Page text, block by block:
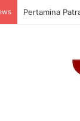
Pertamina